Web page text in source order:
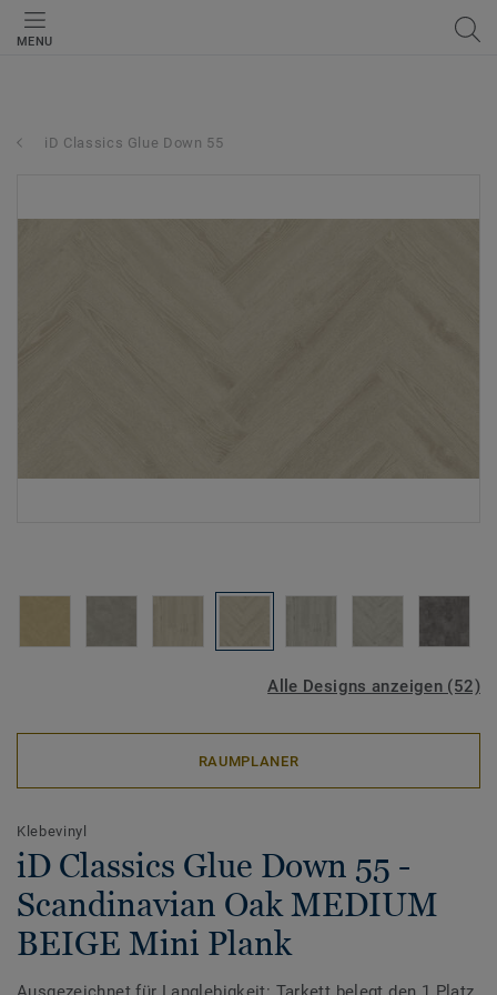
MENU
iD Classics Glue Down 55
Alle Designs anzeigen (52)
RAUMPLANER
Klebevinyl
iD Classics Glue Down 55 -
Scandinavian Oak MEDIUM
BEIGE Mini Plank